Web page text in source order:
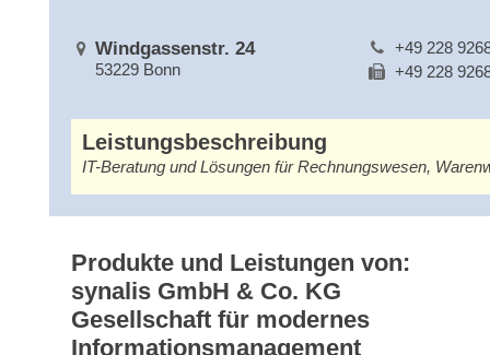
Windgassenstr. 24
53229 Bonn
+49 228
+49 228
Leistungsbeschreibung
IT-Beratung und Lösungen für Rechnungswesen,
Produkte und Leistungen von:
synalis GmbH & Co. KG
Gesellschaft für modernes
Informationsmanagement